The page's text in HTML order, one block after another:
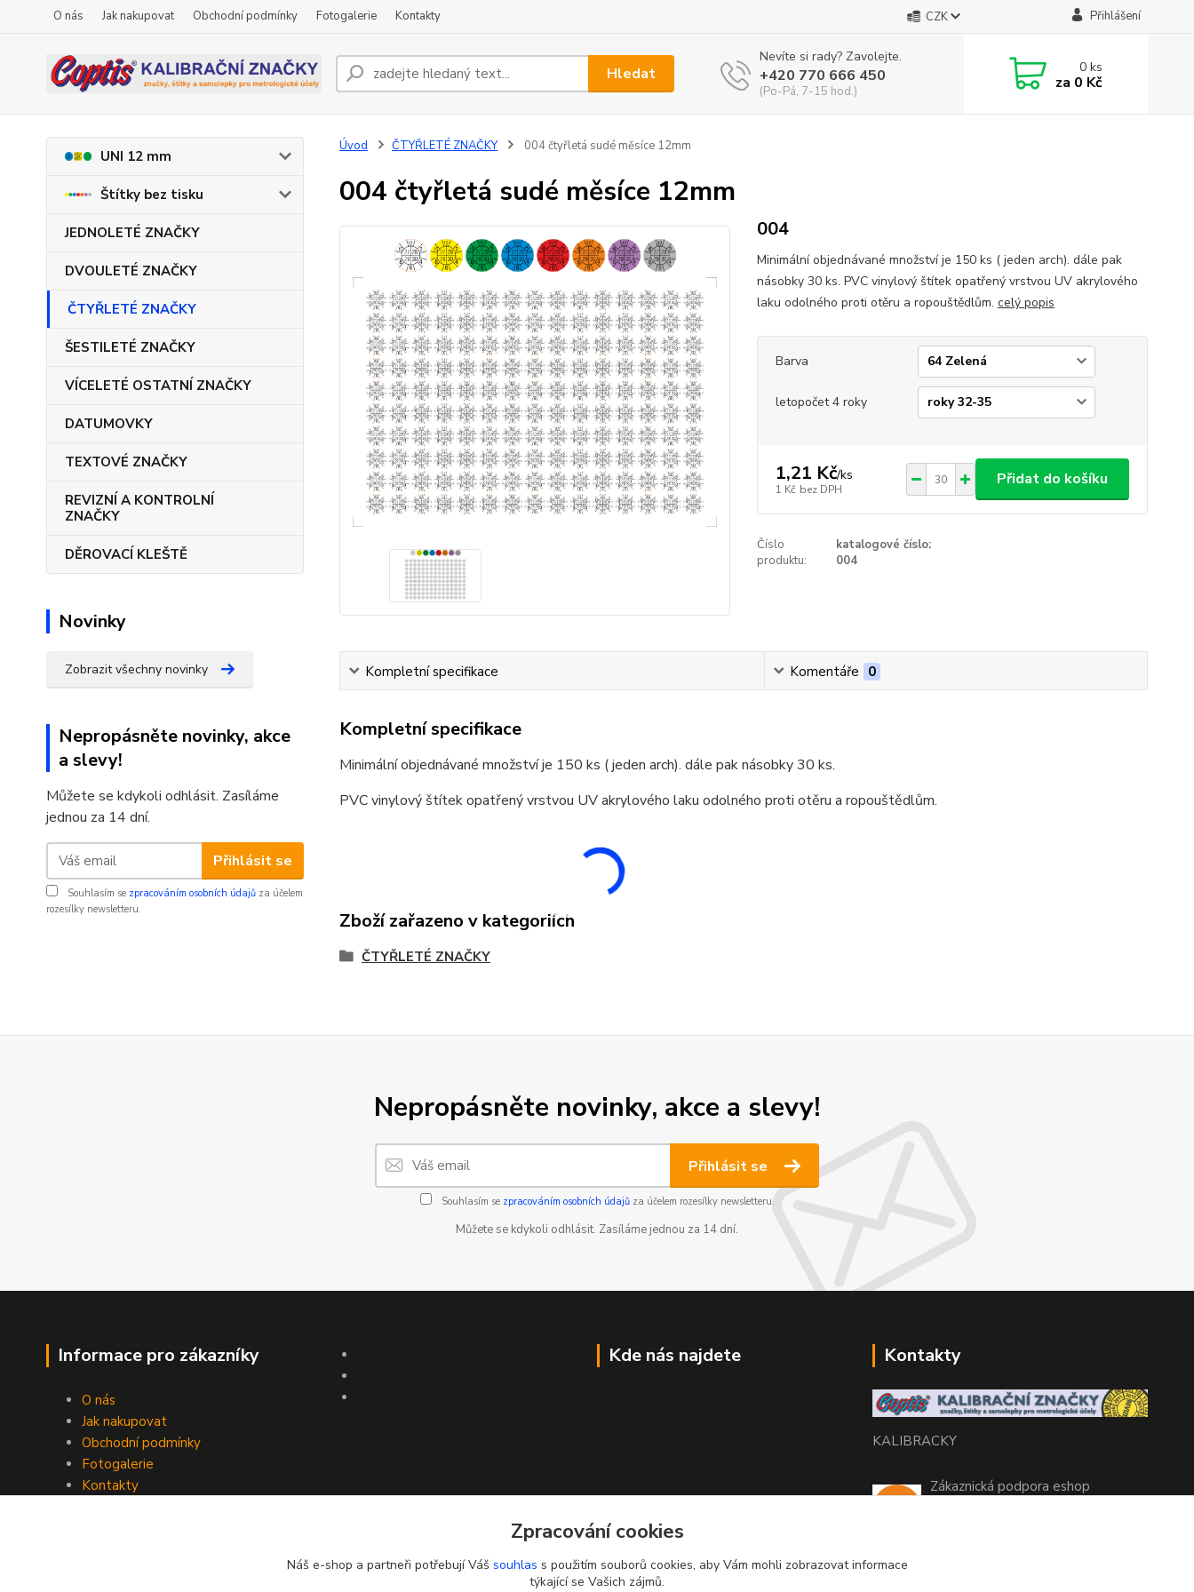
O nás Jak nakupovat Obchodní podmínky Fotogalerie Kontakty CZK Přihlášení
Hledat
Nevíte si rady? Zavolejte.
+420 770 666 450
(Po-Pá, 7-15 hod.)
0ks
za 0 Kč
UNI 12 mm
Štítky bez tisku
JEDNOLETÉ ZNAČKY
DVOULETÉ ZNAČKY
ČTYŘLETÉ ZNAČKY
ŠESTILETÉ ZNAČKY
VÍCELETÉ OSTATNÍ ZNAČKY
DATUMOVKY
TEXTOVÉ ZNAČKY
REVIZNÍ A KONTROLNÍ
ZNAČKY
DĚROVACÍ KLEŠTĚ
Novinky
Zobrazit všechny novinky
Nepropásněte novinky, akce
a slevy!
Můžete se kdykoli odhlásit. Zasíláme
jednou za 14 dní.
Přihlásit se
Souhlasím se zpracováním osobních údajů za účelem
rozesílky newsletteru.
Úvod ČTYŘLETÉ ZNAČKY 004 čtyřletá sudé měsíce 12mm
004 čtyřletá sudé měsíce 12mm
004
Minimální objednávané množství je 150 ks ( jeden arch). dále pak
násobky 30 ks. PVC vinylový štítek opatřený vrstvou UV akrylového
laku odolného proti otěru a ropouštědlům. celý popis
Barva
letopočet 4 roky
1,21 Kč/ks
1 Kč bez DPH
Přidat do košíku
Číslo
produktu:
katalogové číslo:
004
Kompletní specifikace Komentáře 0
Kompletní specifikace
Minimální objednávané množství je 150 ks ( jeden arch). dále pak násobky 30 ks.
PVC vinylový štítek opatřený vrstvou UV akrylového laku odolného proti otěru a ropouštědlům.
Zboží zařazeno v kategoriích
ČTYŘLETÉ ZNAČKY
Nepropásněte novinky, akce a slevy!
Přihlásit se
Souhlasím se zpracováním osobních údajůza účelem rozesílky newsletteru.
Můžete se kdykoli odhlásit. Zasíláme jednou za 14 dní.
Informace pro zákazníky
O nás
Jak nakupovat
Obchodní podmínky
Fotogalerie
Kontakty
Kde nás najdete Kontakty
KALIBRACKY
Zákaznická podpora eshop
coptis@coptis.cz
Zpracování cookies
Náš e-shop a partneři potřebují Váš souhlas s použitím souborů cookies, aby Vám mohli zobrazovat informace
týkající se Vašich zájmů.